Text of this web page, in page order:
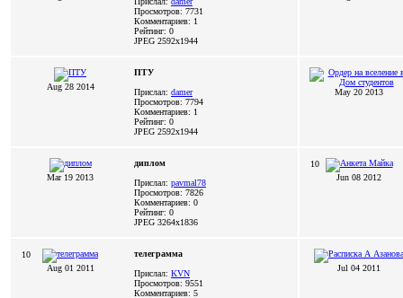
Просмотров: 7731
Комментариев: 1
Рейтинг: 0
JPEG 2592x1944
Aug 28 2014
ПТУ
Прислал: damer
Просмотров: 7794
Комментариев: 1
Рейтинг: 0
JPEG 2592x1944
May 20 2013
Mar 19 2013
диплом
Прислал: pavmal78
Просмотров: 7826
Комментариев: 0
Рейтинг: 0
JPEG 3264x1836
10
Jun 08 2012
10
Aug 01 2011
телеграмма
Прислал: KVN
Просмотров: 9551
Комментариев: 5
Jul 04 2011